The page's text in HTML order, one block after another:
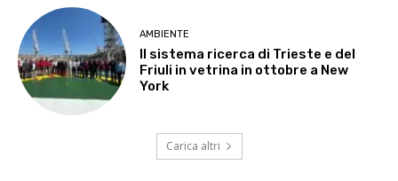
AMBIENTE
Il sistema ricerca di Trieste e del
Friuli in vetrina in ottobre a New
York
Carica altri